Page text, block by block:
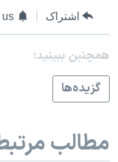
اشتراک us
همچنبن ببینید:
گزيده‌ها
مطالب